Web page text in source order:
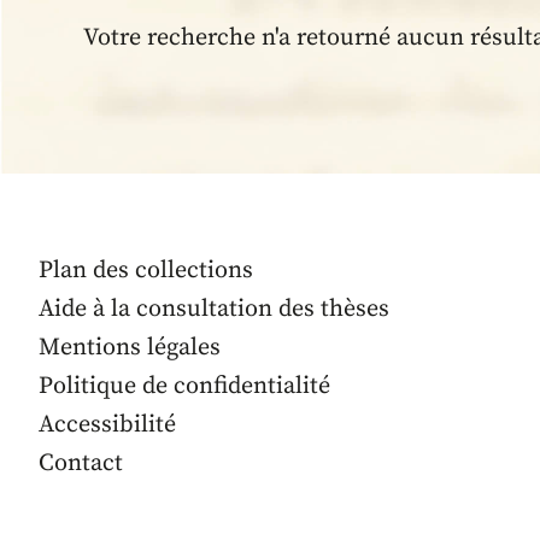
Votre recherche n'a retourné aucun
Plan des collections
Aide à la consultation des thèses
Mentions légales
Politique de confidentialité
Accessibilité
Contact